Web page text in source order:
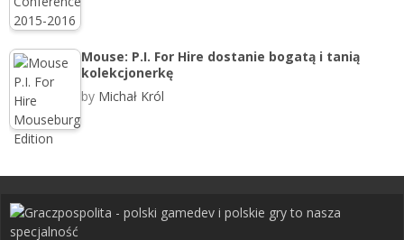
Mouse: P.I. For Hire dostanie bogatą i tanią
kolekcjonerkę
by Michał Król